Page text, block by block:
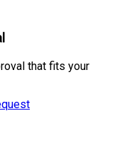
that fits your